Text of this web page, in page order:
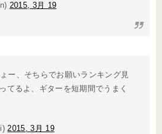
2015, 3月 19
ー、そちらでお願いランキング見
てるよ、ギターを短期間でうまく
2015, 3月 19